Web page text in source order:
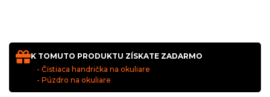
K TOMUTO PRODUKTU ZÍSKATE ZADARMO
- Čistiaca handrička na okuliare
- Púzdro na okuliare